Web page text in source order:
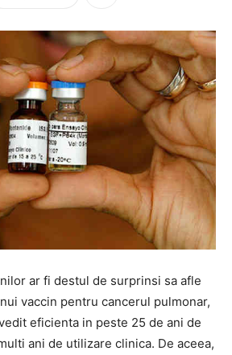
ar fi destul de surprinsi sa afle
vaccin pentru cancerul pulmonar,
eficienta in peste 25 de ani de
ani de utilizare clinica. De aceea,